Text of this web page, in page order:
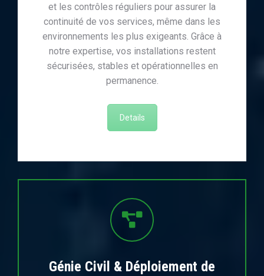
et les contrôles réguliers pour assurer la
continuité de vos services, même dans les
environnements les plus exigeants. Grâce à
notre expertise, vos installations restent
sécurisées, stables et opérationnelles en
permanence.
Details
Génie Civil & Déploiement de